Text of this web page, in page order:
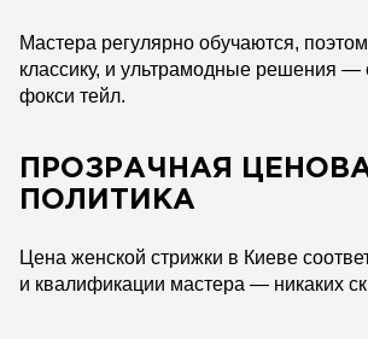
Мастера регулярно обучаются,
классику, и ультрамодные решения —
фокси тейл.
ПРОЗРАЧНАЯ
ПОЛИТИКА
Цена женской стрижки в Киеве
и квалификации мастера — никаких